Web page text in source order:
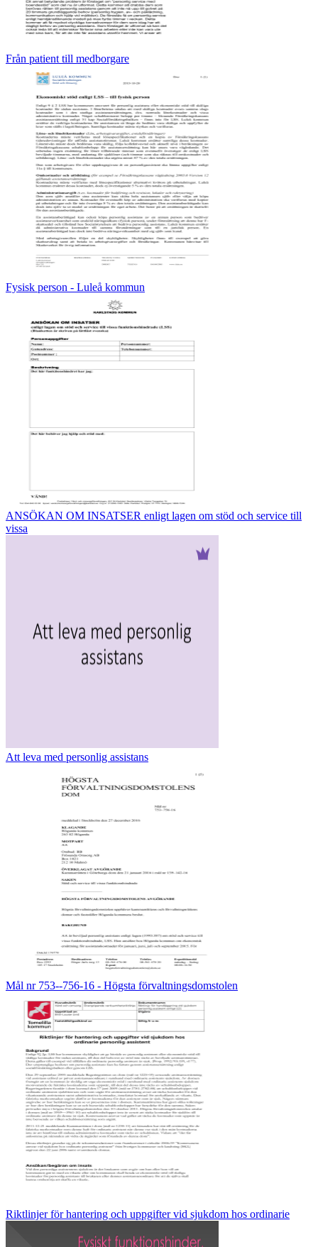
Från patient till medborgare
Fysisk person - Luleå kommun
ANSÖKAN OM INSATSER enligt lagen om stöd och service till
vissa
Att leva med personlig assistans
Mål nr 753--756-16 - Högsta förvaltningsdomstolen
Riktlinjer för hantering och uppgifter vid sjukdom hos ordinarie